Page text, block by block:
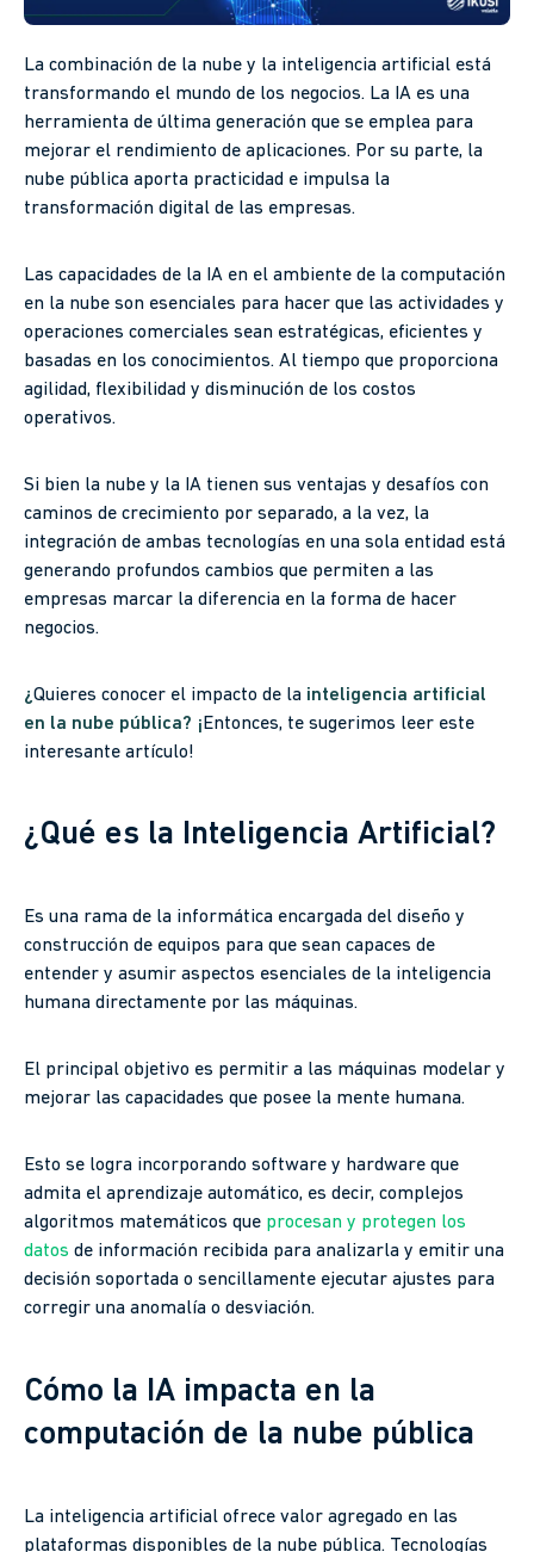
La combinación de la nube y la inteligencia artificial está
transformando el mundo de los negocios. La IA es una
herramienta de última generación que se emplea para
mejorar el rendimiento de aplicaciones. Por su parte, la
nube pública aporta practicidad e impulsa la
transformación digital de las empresas.
Las capacidades de la IA en el ambiente de la computación
en la nube son esenciales para hacer que las actividades y
operaciones comerciales sean estratégicas, eficientes y
basadas en los conocimientos. Al tiempo que proporciona
agilidad, flexibilidad y disminución de los costos
operativos.
Si bien la nube y la IA tienen sus ventajas y desafíos con
caminos de crecimiento por separado, a la vez, la
integración de ambas tecnologías en una sola entidad está
generando profundos cambios que permiten a las
empresas marcar la diferencia en la forma de hacer
negocios.
¿Quieres conocer el impacto de la inteligencia artificial
en la nube pública? ¡ Entonces, te sugerimos leer este
interesante artículo!
¿Qué es la Inteligencia Artificial?
Es una rama de la informática encargada del diseño y
construcción de equipos para que sean capaces de
entender y asumir aspectos esenciales de la inteligencia
humana directamente por las máquinas.
El principal objetivo es permitir a las máquinas modelar y
mejorar las capacidades que posee la mente humana.
Esto se logra incorporando software y hardware que
admita el aprendizaje automático, es decir, complejos
algoritmos matemáticos que procesan y protegen los
datos de información recibida para analizarla y emitir una
decisión soportada o sencillamente ejecutar ajustes para
corregir una anomalía o desviación.
Cómo la IA impacta en la
computación de la nube pública
La inteligencia artificial ofrece valor agregado en las
plataformas disponibles de la nube pública. Tecnologías